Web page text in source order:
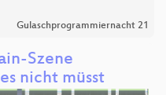
Gulaschprogrammiernacht 21
Szene
nicht müsst